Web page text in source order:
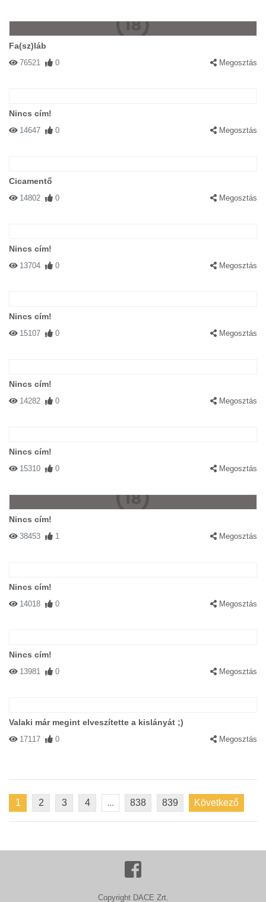
Fa(sz)láb
76521 0 Megosztás
Nincs cím!
14647 0 Megosztás
Cicamentő
14802 0 Megosztás
Nincs cím!
13704 0 Megosztás
Nincs cím!
15107 0 Megosztás
Nincs cím!
14282 0 Megosztás
Nincs cím!
15310 0 Megosztás
Nincs cím!
38453 1 Megosztás
Nincs cím!
14018 0 Megosztás
Nincs cím!
13981 0 Megosztás
Valaki már megint elveszítette a kislányát ;)
17117 0 Megosztás
1 2 3 4 ... 838 839 Következő
Copyright DACE Zrt.